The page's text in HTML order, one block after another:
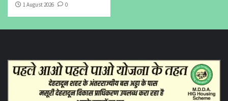
1 August 2026
0